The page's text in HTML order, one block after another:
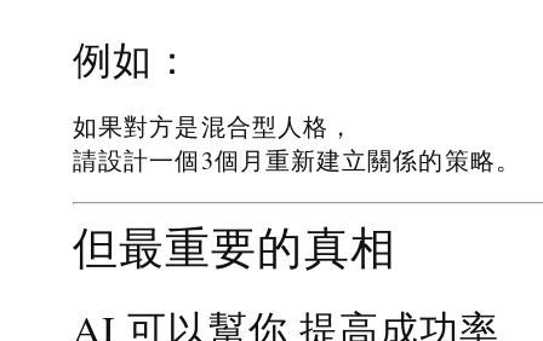
例如：
如果對方是混合型人格，
請設計一個3個月重新建立關係的策略。
但最重要的真相
AI 可以幫你 提高成功率